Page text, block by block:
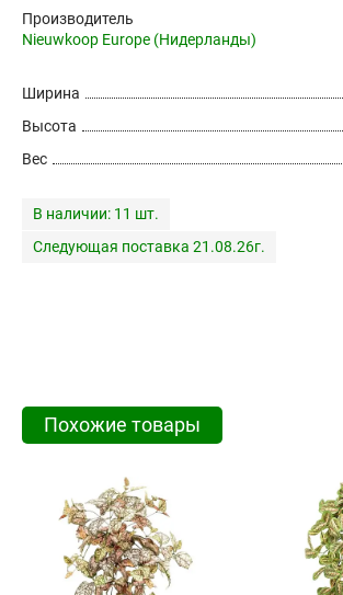
Производитель
Nieuwkoop Europe (Нидерланды)
Ширина
Высота
Вес
В наличии: 11 шт.
Следующая поставка 21.08.26г.
Похожие товары